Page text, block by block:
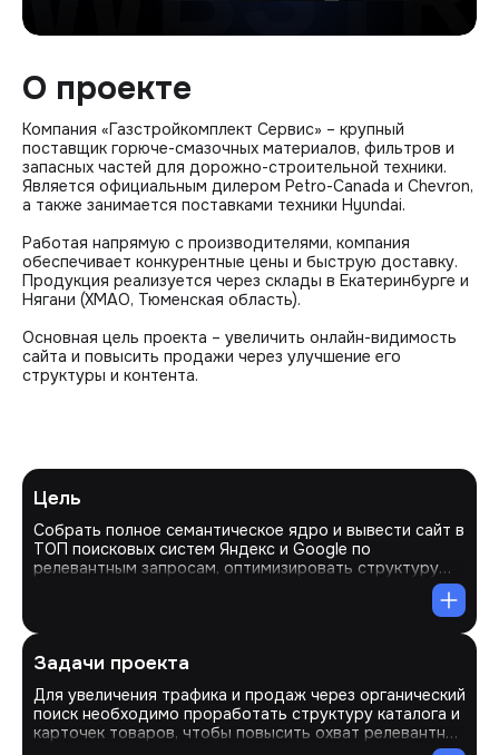
О проекте
Компания «Газстройкомплект Сервис» – крупный
поставщик горюче-смазочных материалов, фильтров и
запасных частей для дорожно-строительной техники.
Является официальным дилером Petro-Canada и Chevron,
а также занимается поставками техники Hyundai.
Работая напрямую с производителями, компания
обеспечивает конкурентные цены и быструю доставку.
Продукция реализуется через склады в Екатеринбурге и
Нягани (ХМАО, Тюменская область).
Основная цель проекта – увеличить онлайн-видимость
сайта и повысить продажи через улучшение его
структуры и контента.
Цель
Собрать полное семантическое ядро и вывести сайт в
ТОП поисковых систем Яндекс и Google по
релевантным запросам, оптимизировать структуру
обновление информации для поддержания
Задачи проекта
Для увеличения трафика и продаж через органический
поиск необходимо проработать структуру каталога и
карточек товаров, чтобы повысить охват релевантных